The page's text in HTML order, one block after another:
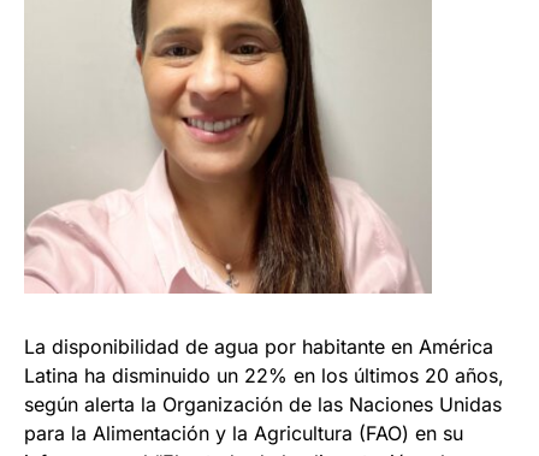
La disponibilidad de agua por habitante en América
Latina ha disminuido un 22% en los últimos 20 años,
según alerta la Organización de las Naciones Unidas
para la Alimentación y la Agricultura (FAO) en su